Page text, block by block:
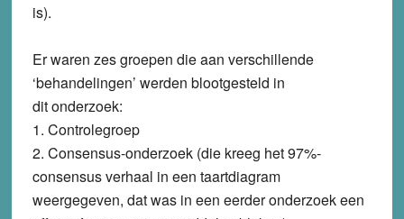
is).
Er waren zes groepen die aan verschillende
‘behandelingen’ werden blootgesteld in
dit onderzoek:
1. Controlegroep
2. Consensus-onderzoek (die kreeg het 97%-
consensus verhaal in een taartdiagram
weergegeven, dat was in een eerder onderzoek een